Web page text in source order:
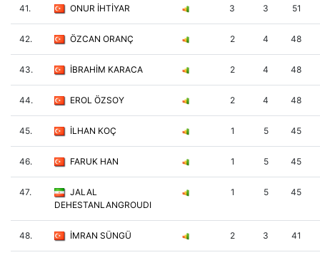
41. ONUR İHTİYAR 3 3 51
42. ÖZCAN ORANÇ 2 4 48
43. İBRAHİM KARACA 2 4 48
44. EROL ÖZSOY 2 4 48
45. İLHAN KOÇ 1 5 45
46. FARUK HAN 1 5 45
47.
JALAL
DEHESTANLANGROUDI
1 5 45
48. İMRAN SÜNGÜ 2 3 41